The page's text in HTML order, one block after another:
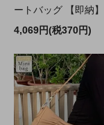
ートバッグ 【即納
4,069円(税370円)